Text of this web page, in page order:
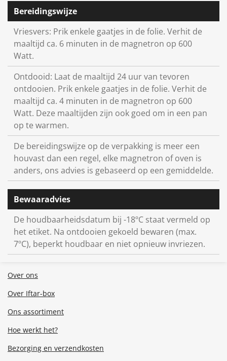
Bereidingswijze
Vriesvers: Prik enkele gaatjes in de folie. Verhit de
maaltijd ca. 6 minuten in de magnetron op 600
Watt.
Ontdooid: Laat de maaltijd 24 uur van tevoren
ontdooien. Prik enkele gaatjes in de folie. Verhit de
maaltijd ca. 4 minuten in de magnetron op 600
Watt. Deze maaltijden zijn ook goed om in een pan
op te warmen.
De bereidingswijze op de verpakking is meer een
houvast dan een regel, elke magnetron of oven is
anders, ons advies is gebaseerd op een gemiddelde.
Bewaaradvies
De houdbaarheidsdatum bij -18ºC staat vermeld op
het etiket. Na ontdooien gekoeld bewaren (max.
7ºC), beperkt houdbaar en niet opnieuw invriezen.
Over ons
Over Iftar-box
Ons assortiment
Hoe werkt het?
Bezorging en verzendkosten